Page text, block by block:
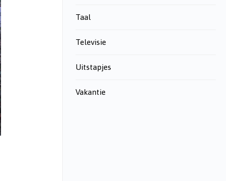
Taal
Televisie
Uitstapjes
Vakantie